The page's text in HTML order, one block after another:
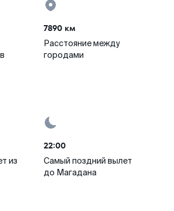
7890 км
Расстояние между
городами
из
22:00
Самый поздний вылет
до Магадана